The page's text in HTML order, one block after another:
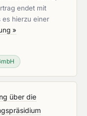
endet mit
es hierzu einer
»
über die